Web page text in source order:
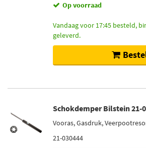
Oog onderaan (46)
Onder plaat (9)
Klem onderaan (7)
Niet op voorraad (66)
Op voorraad (37)
Op voorraad
Vandaag voor 17:45 besteld,
geleverd.
Schokdemper Bilstein 21-
Vooras, Gasdruk,
21-030444